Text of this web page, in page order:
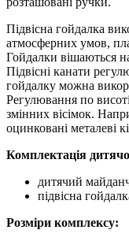
Підвісна гойдалка
атмосферних умов,
Гойдалки вішаються
Підвісні канати
гойдалку можна
Регулювання по
змінних вісімок.
оцинковані металеві
Комплектація
дитячий
підвісна
Розміри комплексу: